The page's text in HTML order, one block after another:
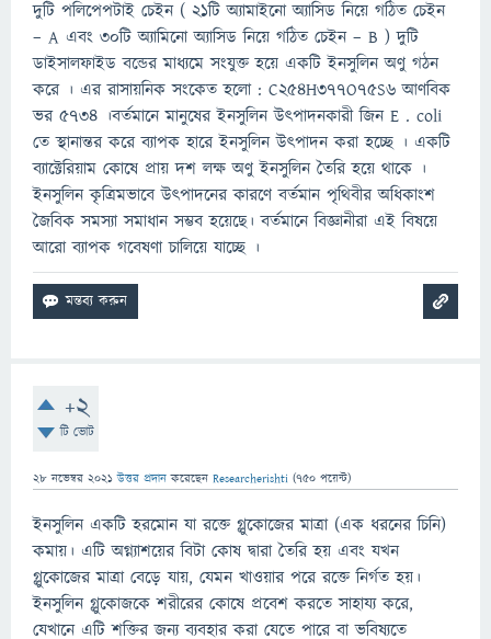
দুটি পলিপেপটাই চেইন ( ২১টি অ্যামাইনাে অ্যাসিড নিয়ে গঠিত চেইন
– A এবং ৩০টি অ্যামিনাে অ্যাসিড নিয়ে গঠিত চেইন – B ) দুটি
ডাইসালফাইড বন্ডের মাধ্যমে সংযুক্ত হয়ে একটি ইনসুলিন অণু গঠন
করে । এর রাসায়নিক সংকেত হলাে : C254H377O75S6 আণবিক
ভর ৫৭৩৪ ।বর্তমানে মানুষের ইনসুলিন উৎপাদনকারী জিন E . coli
তে স্থানান্তর করে ব্যাপক হারে ইনসুলিন উৎপাদন করা হচ্ছে । একটি
ব্যাক্টেরিয়াম কোষে প্রায় দশ লক্ষ অণু ইনসুলিন তৈরি হয়ে থাকে ।
ইনসুলিন কৃত্রিমভাবে উৎপাদনের কারণে বর্তমান পৃথিবীর অধিকাংশ
জৈবিক সমস্যা সমাধান সম্ভব হয়েছে। বর্তমানে বিজ্ঞানীরা এই বিষয়ে
আরো ব্যাপক গবেষণা চালিয়ে যাচ্ছে ।
+2
টি ভোট
28 নভেম্বর 2021 উত্তর প্রদান করেছেন Researcherishti (750 পয়েন্ট)
ইনসুলিন একটি হরমোন যা রক্তে গ্লুকোজের মাত্রা (এক ধরনের চিনি)
কমায়। এটি অগ্ন্যাশয়ের বিটা কোষ দ্বারা তৈরি হয় এবং যখন
গ্লুকোজের মাত্রা বেড়ে যায়, যেমন খাওয়ার পরে রক্তে নির্গত হয়।
ইনসুলিন গ্লুকোজকে শরীরের কোষে প্রবেশ করতে সাহায্য করে,
যেখানে এটি শক্তির জন্য ব্যবহার করা যেতে পারে বা ভবিষ্যতে